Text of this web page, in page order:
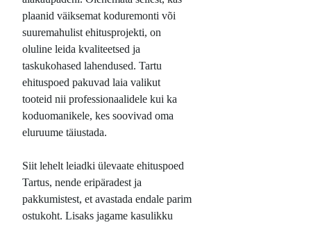
plaanid väiksemat koduremonti või
suuremahulist ehitusprojekti, on
oluline leida kvaliteetsed ja
taskukohased lahendused. Tartu
ehituspoed pakuvad laia valikut
tooteid nii professionaalidele kui ka
koduomanikele, kes soovivad oma
eluruume täiustada.
Siit lehelt leiadki ülevaate ehituspoed
Tartus, nende eripäradest ja
pakkumistest, et avastada endale parim
ostukoht. Lisaks jagame kasulikku